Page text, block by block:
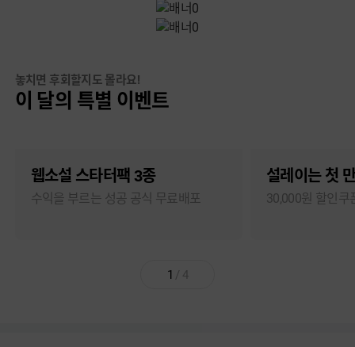
놓치면 후회할지도 몰라요!
이 달의 특별 이벤트
웹소설 스타터팩 3종
수익을 부르는 성공 공식 무료배포 30,000원 할인쿠
1 / 4